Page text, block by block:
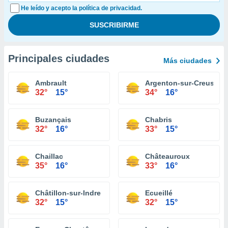
He leído y acepto la política de privacidad.
Principales ciudades Más ciudades
Ambrault
32° 15°
Argenton-sur-Creuse
34° 16°
Buzançais
32° 16°
Chabris
33° 15°
Chaillac
35° 16°
Châteauroux
33° 16°
Châtillon-sur-Indre
32° 15°
Ecueillé
32° 15°